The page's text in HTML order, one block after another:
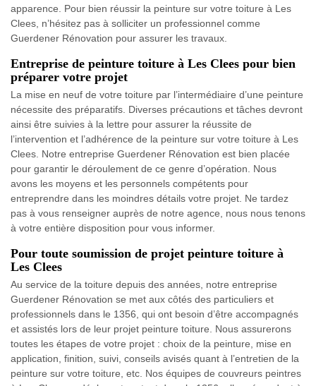
apparence. Pour bien réussir la peinture sur votre toiture à Les
Clees, n’hésitez pas à solliciter un professionnel comme
Guerdener Rénovation pour assurer les travaux.
Entreprise de peinture toiture à Les Clees pour bien
préparer votre projet
La mise en neuf de votre toiture par l’intermédiaire d’une peinture
nécessite des préparatifs. Diverses précautions et tâches devront
ainsi être suivies à la lettre pour assurer la réussite de
l’intervention et l’adhérence de la peinture sur votre toiture à Les
Clees. Notre entreprise Guerdener Rénovation est bien placée
pour garantir le déroulement de ce genre d’opération. Nous
avons les moyens et les personnels compétents pour
entreprendre dans les moindres détails votre projet. Ne tardez
pas à vous renseigner auprès de notre agence, nous nous tenons
à votre entière disposition pour vous informer.
Pour toute soumission de projet peinture toiture à
Les Clees
Au service de la toiture depuis des années, notre entreprise
Guerdener Rénovation se met aux côtés des particuliers et
professionnels dans le 1356, qui ont besoin d’être accompagnés
et assistés lors de leur projet peinture toiture. Nous assurerons
toutes les étapes de votre projet : choix de la peinture, mise en
application, finition, suivi, conseils avisés quant à l’entretien de la
peinture sur votre toiture, etc. Nos équipes de couvreurs peintres